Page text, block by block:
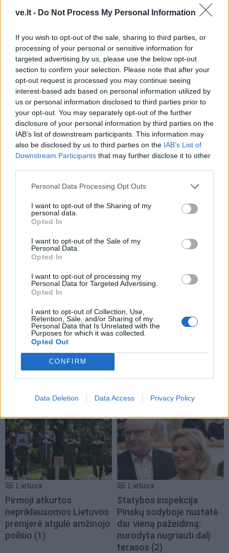
ve.lt - Do Not Process My Personal Information
If you wish to opt-out of the sale, sharing to third parties, or
processing of your personal or sensitive information for
targeted advertising by us, please use the below opt-out
section to confirm your selection. Please note that after your
opt-out request is processed you may continue seeing
interest-based ads based on personal information utilized by
us or personal information disclosed to third parties prior to
your opt-out. You may separately opt-out of the further
disclosure of your personal information by third parties on the
IAB’s list of downstream participants. This information may
also be disclosed by us to third parties on the IAB’s List of
Downstream Participants that may further disclose it to other
Personal Data Processing Opt Outs
I want to opt-out of the Sharing of my
personal data.
Opted In
I want to opt-out of the Sale of my
Personal Data.
Opted In
I want to opt-out of processing my
Personal Data for Targeted Advertising.
Opted In
I want to opt-out of Collection, Use,
Retention, Sale, and/or Sharing of my
Personal Data that Is Unrelated with the
Purposes for which it was collected.
Opted Out
CONFIRM
Data Deletion Data Access Privacy Policy
reCAPTCHA and the Google
Privacy PolicyandTerms of
Serviceapply.
TAIP PAT SKAITYKITE
Lietuva
Premjeras: nėra
indikacijų, kad reikia
mažinti dyzelino akcizą –
(2)
Lietuva
Mindaugas Sinkevičius
papildomai baimintis
Lietuva
Pirmoji atkurtos
nepriklausomos Lietuvos
premjerė atgulė amžinojo
poilsio (1)
Lietuva
Statybos inspekcija
Pinskų sodyboje nustatė
dar vieną pažeidimą:
nurodyta nugriauti dalį
terasos (2)